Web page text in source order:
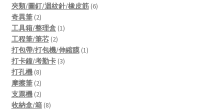
products
夾類/圖釘/迴紋針/橡皮筋 66
奇異筆 22
products
工具箱/整理盒 11
工程筆/筆芯 22
products
打包帶/打包機/伸縮膜 11
打卡鐘/考勤卡 33
打孔機 88
products
摩擦筆 22
products
支票機 22
products
收納盒/箱 88